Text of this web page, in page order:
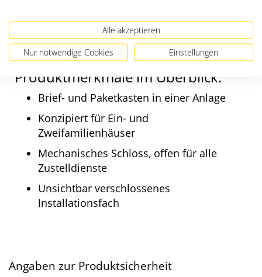
matt sowie in den zwei Größen L und XL
erhältlich.
Produktmerkmale im Überblick:
Brief- und Paketkasten in einer Anlage
Konzipiert für Ein- und
Zweifamilienhäuser
Mechanisches Schloss, offen für alle
Zustelldienste
Unsichtbar verschlossenes
Installationsfach
Angaben zur Produktsicherheit
Alle akzeptieren
Nur notwendige Cookies Einstellungen